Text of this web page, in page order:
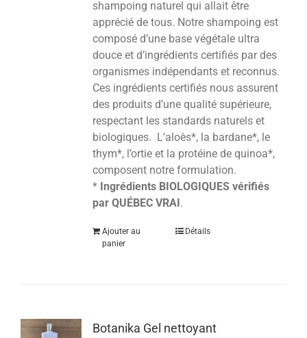
shampoing naturel qui allait être
apprécié de tous. Notre shampoing est
composé d’une base végétale ultra
douce et d’ingrédients certifiés par des
organismes indépendants et reconnus.
Ces ingrédients certifiés nous assurent
des produits d’une qualité supérieure,
respectant les standards naturels et
biologiques. L’aloès*, la bardane*, le
thym*, l’ortie et la protéine de quinoa*,
composent notre formulation.
*Ingrédients BIOLOGIQUES vérifiés
par QUÉBEC VRAI.
Ajouter au
panier
Détails
Botanika Gel nettoyant